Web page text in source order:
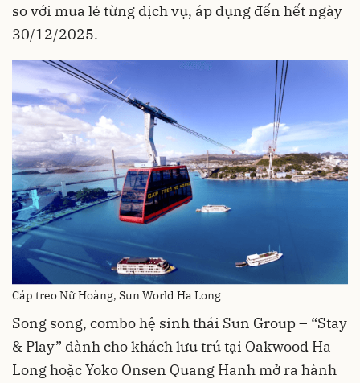
so với mua lẻ từng dịch vụ, áp dụng đến hết ngày
30/12/2025.
Cáp treo Nữ Hoàng, Sun World Ha Long
Song song, combo hệ sinh thái Sun Group – “Stay
& Play” dành cho khách lưu trú tại Oakwood Ha
Long hoặc Yoko Onsen Quang Hanh mở ra hành